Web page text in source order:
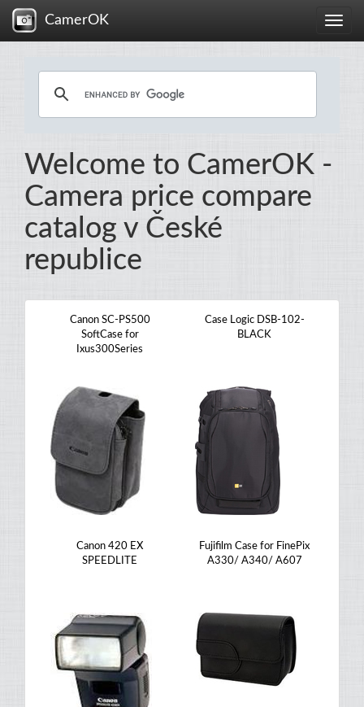
Toggle
CamerOK
Welcome to CamerOK -
Camera price compare
catalog v České
republice
Canon SC-PS500
SoftCase for
Ixus300Series
Case Logic DSB-102-
BLACK
Canon 420 EX
SPEEDLITE
Fujifilm Case for FinePix
A330/ A340/ A607